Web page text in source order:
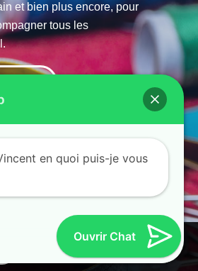
et bien plus encore, pour
tous les
en quoi puis-je vous
Ouvrir Chat